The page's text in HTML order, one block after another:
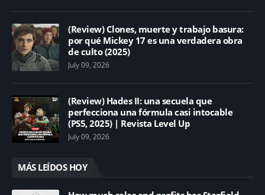
(Review) Clones, muerte y trabajo basura:
por qué Mickey 17 es una verdadera obra
de culto (2025)
July 09, 2026
(Review) Hades II: una secuela que
perfecciona una fórmula casi intocable
(PS5, 2025) | Revista Level Up
July 09, 2026
MÁS LEÍDOS HOY